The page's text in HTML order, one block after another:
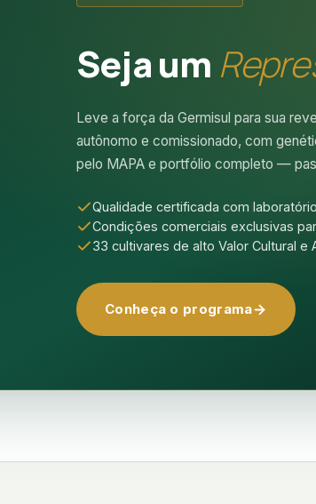
Seja um
Leve a força da Germisul para sua
autônomo e comissionado, com
pelo MAPA e portfólio completo —
Qualidade certificada com
Condições comerciais exclusivas
33 cultivares de alto Valor Cultural e
Conheça o programa